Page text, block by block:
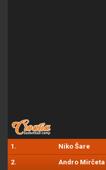
1. Niko Šare
2. Andro Mirčeta